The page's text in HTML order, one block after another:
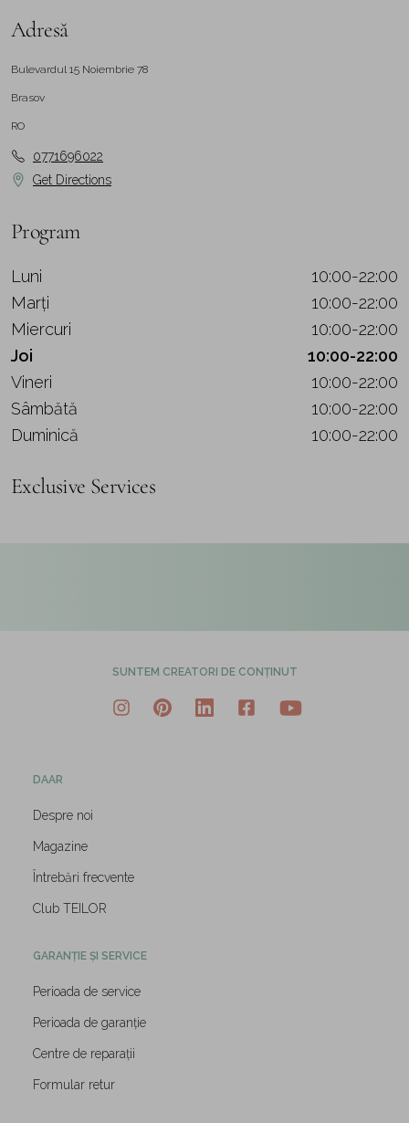
Adresă
Bulevardul 15 Noiembrie 78
Brasov
RO
0771696022
Get Directions
Program
Luni
10:00-22:00
Marți
10:00-22:00
Miercuri
10:00-22:00
Joi
10:00-22:00
Vineri
10:00-22:00
Sâmbătă
10:00-22:00
Duminică
10:00-22:00
Exclusive Services
SUNTEM CREATORI DE CONȚINUT
DAAR
Despre noi
Magazine
Întrebări frecvente
Club TEILOR
GARANȚIE ȘI SERVICE
Perioada de service
Perioada de garanție
Centre de reparații
Formular retur